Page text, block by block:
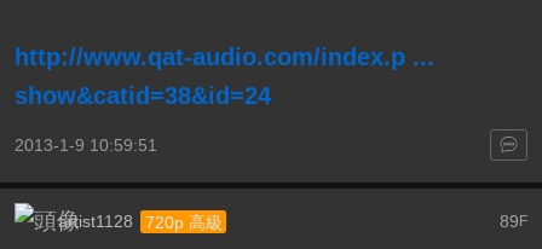
http://www.qat-audio.com/index.p ...
show&catid=38&id=24
2013-1-9 10:59:51
89 F
artist1128 720p 高級